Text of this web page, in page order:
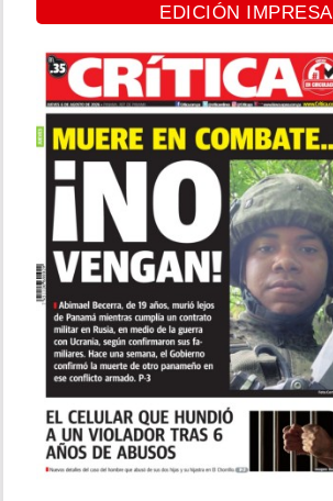
EDICIÓN IMPRESA